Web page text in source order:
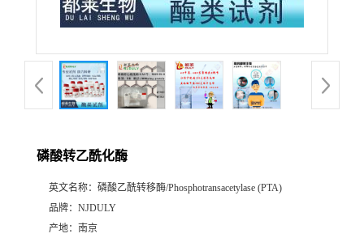
磷酸转乙酰化酶
英文名称： 磷酸乙酰转移酶/Phosphotransacetylase (PTA)
品牌： NJDULY
产地： 南京